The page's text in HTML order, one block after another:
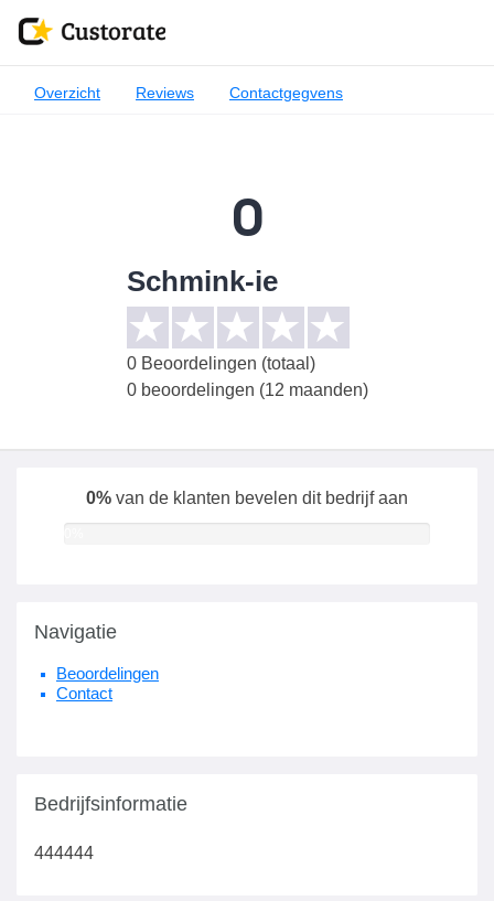
Overzicht Reviews Contactgegvens
0
Schmink-ie
0Beoordelingen (totaal)
0 beoordelingen (12 maanden)
0% van de klanten bevelen dit bedrijf aan
Navigatie
Beoordelingen
Contact
Bedrijfsinformatie
444444